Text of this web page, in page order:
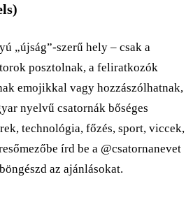
„újság”-szerű hely – csak a
posztolnak, a feliratkozók
emojikkal vagy hozzászólhatnak,
nyelvű csatornák bőséges
technológia, főzés, sport, viccek,
írd be a @csatornanevet
az ajánlásokat.